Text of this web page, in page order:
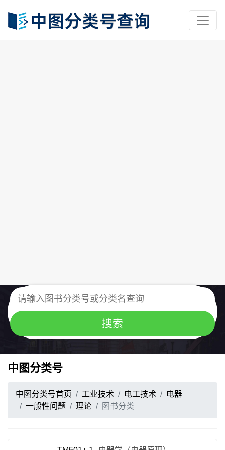
中图分类号
中图分类号首页 工业技术 电工技术
电器
一般性问题
理论 图书分类